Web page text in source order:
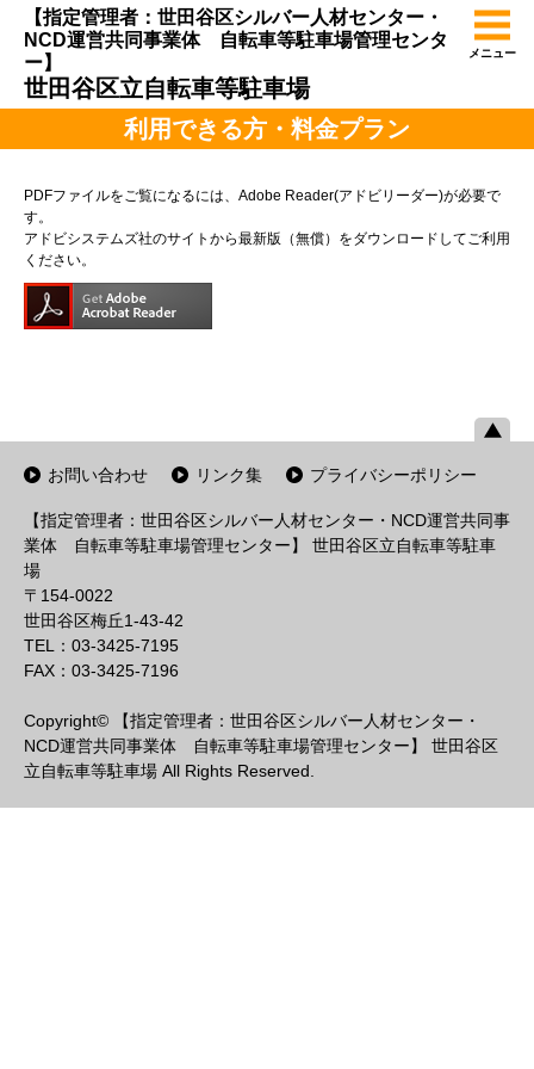
【指定管理者：世田谷区シルバー人材センター・
NCD運営共同事業体 自転車等駐車場管理センタ
ー】
世田谷区立自転車等駐車場
メニュー
利用できる方・料金プラン
PDFファイルをご覧になるには、Adobe Reader(アドビリーダー)が必要で
す。
アドビシステムズ社のサイトから最新版（無償）をダウンロードしてご利用
ください。
お問い合わせ リンク集 プライバシーポリシー
【指定管理者：世田谷区シルバー人材センター・NCD運営共同事
業体 自転車等駐車場管理センター】 世田谷区立自転車等駐車
場
〒154-0022
世田谷区梅丘1-43-42
TEL：03-3425-7195
FAX：03-3425-7196
Copyright© 【指定管理者：世田谷区シルバー人材センター・
NCD運営共同事業体 自転車等駐車場管理センター】 世田谷区
立自転車等駐車場 All Rights Reserved.